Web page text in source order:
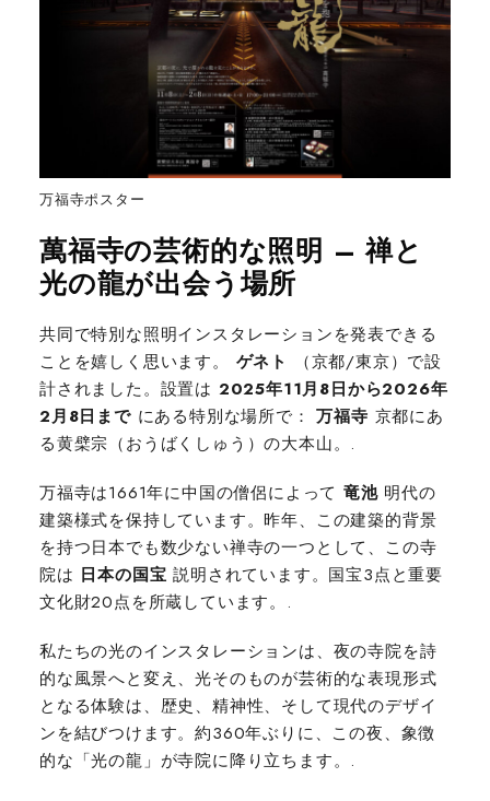
万福寺ポスター
萬福寺の芸術的な照明 – 禅と
光の龍が出会う場所
共同で特別な照明インスタレーションを発表できる
ことを嬉しく思います。 ゲネト
（京都/東京）で設
計されました。設置は 2025年11月8日から2026年
2月8日までにある特別な場所で：万福寺 京都にあ
る黄檗宗（おうばくしゅう）の大本山。.
万福寺は1661年に中国の僧侶によって 竜池明代の
建築様式を保持しています。昨年、この建築的背景
を持つ日本でも数少ない禅寺の一つとして、この寺
院は 日本の国宝 説明されています。国宝3点と重要
文化財20点を所蔵しています。.
私たちの光のインスタレーションは、夜の寺院を詩
的な風景へと変え、光そのものが芸術的な表現形式
となる体験は、歴史、精神性、そして現代のデザイ
ンを結びつけます。約360年ぶりに、この夜、象徴
的な「光の龍」が寺院に降り立ちます。.